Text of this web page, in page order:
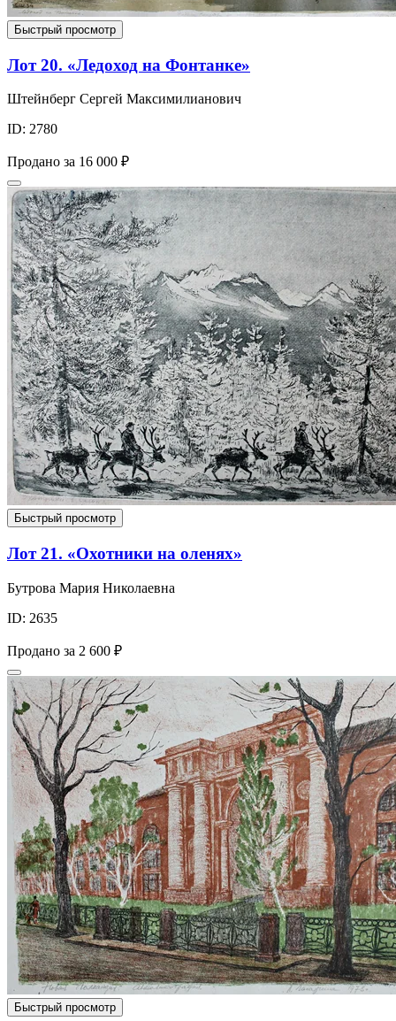
Быстрый просмотр
Лот 20. «Ледоход на Фонтанке»
Штейнберг Сергей Максимилианович
ID: 2780
Продано за 16 000 ₽
Быстрый просмотр
Лот 21. «Охотники на оленях»
Бутрова Мария Николаевна
ID: 2635
Продано за 2 600 ₽
Быстрый просмотр